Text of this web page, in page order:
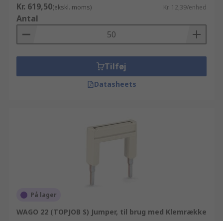
Kr. 619,50(ekskl. moms) Kr. 12,39/enhed
Antal
Tilføj
Datasheets
På lager
WAGO 22 (TOPJOB S) Jumper, til brug med Klemrække